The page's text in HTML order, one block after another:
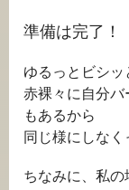
準備は完了！
ゆるっとビシッ
赤裸々に自分
もあるから
同じ様にしなく
ちなみに、私